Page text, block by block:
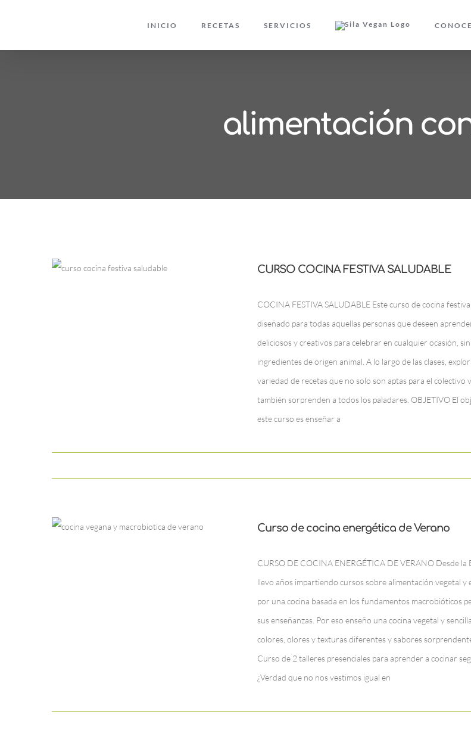
INICIO RECETAS SERVICIOS
alimentación
CURSO COCINA FESTIVA SALUDABLE
COCINA FESTIVA SALUDABLE Este curso de cocina
diseñado para todas aquellas personas que deseen
deliciosos y creativos para celebrar en cualquier ocasión,
ingredientes de origen animal. A lo largo de las clases,
variedad de recetas que no solo son aptas para el colectivo
también sorprenden a todos los paladares. OBJETIVO El
este curso es enseñar a
Curso de cocina energética de Verano
CURSO DE COCINA ENERGÉTICA DE VERANO Desde la
llevo años impartiendo cursos sobre alimentación vegetal y
por una cocina basada en los fundamentos macrobióticos
sus enseñanzas. Por eso enseño una cocina vegetal y
colores, olores y texturas diferentes y sabores
Curso de 2 talleres presenciales para aprender a cocinar
¿Verdad que no nos vestimos igual en